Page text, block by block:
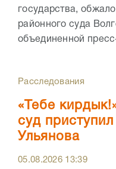
государства,
районного суда
объединенной
Расследования
«Тебе
суд
Ульянова
05.08.2026 13:39